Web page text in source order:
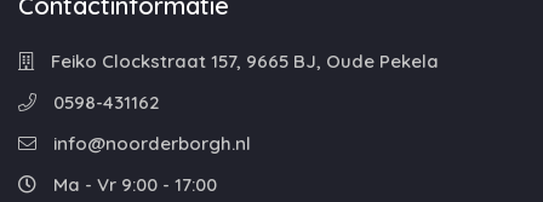
Feiko Clockstraat 157, 9665 BJ, Oude Pekela
0598-431162
info@noorderborgh.nl
Ma - Vr 9:00 - 17:00